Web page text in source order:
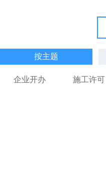
按主题
企业开办 施工许可